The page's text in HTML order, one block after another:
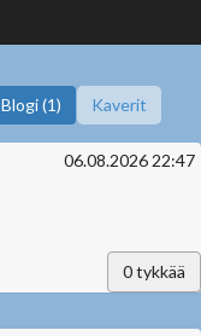
Blogi (1) Kaverit
Saavutukset
06.08.2026 22:47
0tykkää